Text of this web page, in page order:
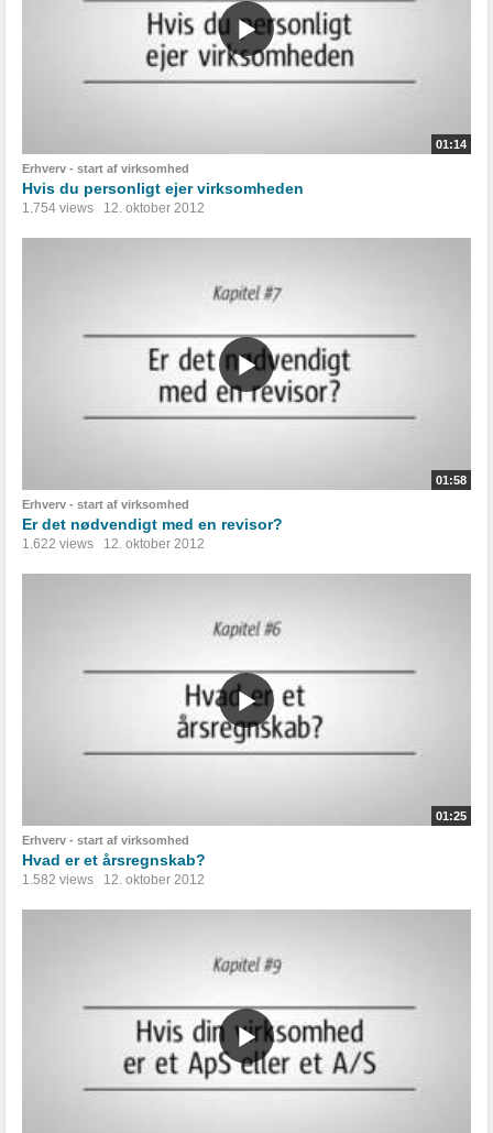
01:14
Erhverv - start af virksomhed
Hvis du personligt ejer virksomheden
1.754 views 12. oktober 2012
01:58
Erhverv - start af virksomhed
Er det nødvendigt med en revisor?
1.622 views 12. oktober 2012
01:25
Erhverv - start af virksomhed
Hvad er et årsregnskab?
1.582 views 12. oktober 2012